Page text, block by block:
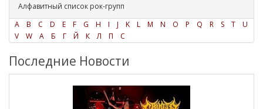
Алфавитный список рок-групп
A
B C D E F G H I J K L M N O P Q R S T
U
V
W А Б Г Й К Л П С
Последние Новости